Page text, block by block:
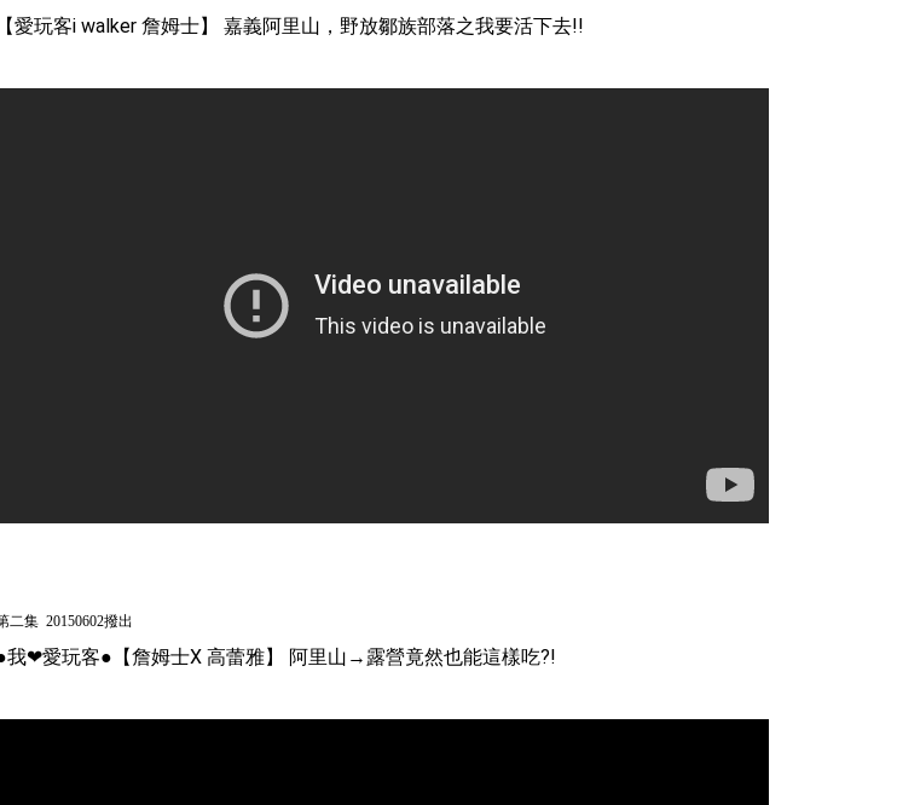
【愛玩客i walker 詹姆士】 嘉義阿里山，野放鄒族部落之我要活下去!!
二集 20150602撥出
我❤愛玩客●【詹姆士X 高蕾雅】 阿里山→露營竟然也能這樣吃?!